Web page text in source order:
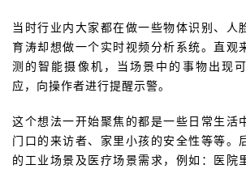
当时行业内大家都在做一些物体识别、人
育涛却想做一个实时视频分析系统。直观
测的智能摄像机，当场景中的事物出现
应，向操作者进行提醒示警。
这个想法一开始聚焦的都是一些日常生活
门口的来访者、家里小孩的安全性等等。
的工业场景及医疗场景需求，例如：医院